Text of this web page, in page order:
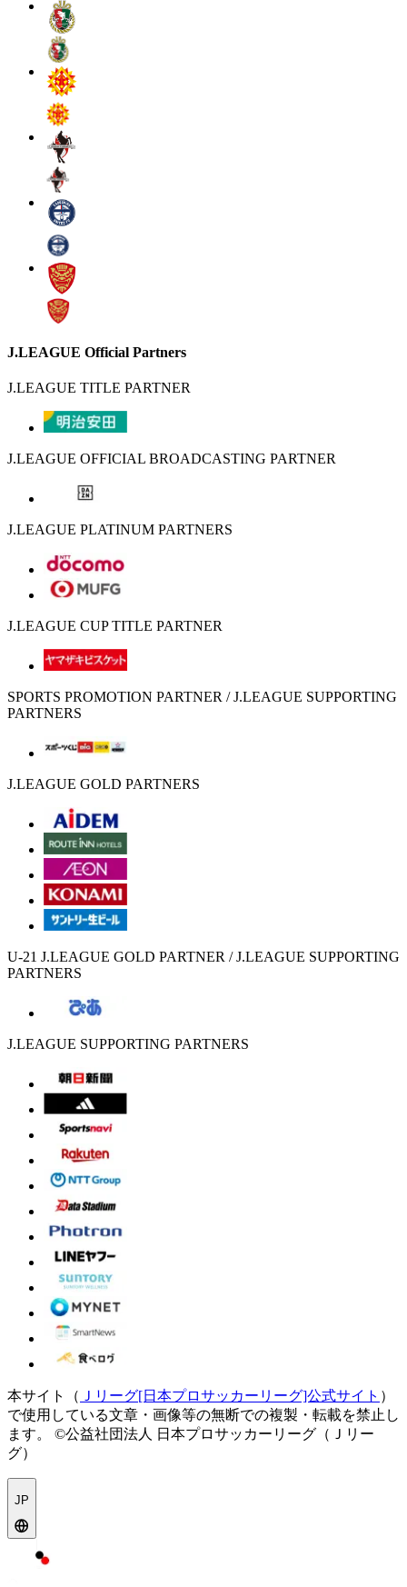
J.LEAGUE Official Partners
J.LEAGUE TITLE PARTNER
J.LEAGUE OFFICIAL BROADCASTING PARTNER
J.LEAGUE PLATINUM PARTNERS
J.LEAGUE CUP TITLE PARTNER
SPORTS PROMOTION PARTNER / J.LEAGUE SUPPORTING
PARTNERS
J.LEAGUE GOLD PARTNERS
U-21 J.LEAGUE GOLD PARTNER / J.LEAGUE SUPPORTING
PARTNERS
J.LEAGUE SUPPORTING PARTNERS
本サイト（ Ｊリーグ[日本プロサッカーリーグ]公式サイト ）
で使用している文章・画像等の無断での複製・転載を禁止し
ます。
©公益社団法人 日本プロサッカーリーグ（Ｊリー
グ）
JP